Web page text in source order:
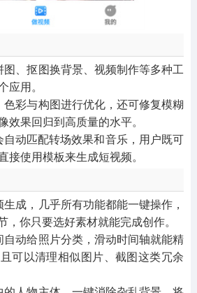
、抠图换背景、视频制作等多种工
用。
彩与构图进行优化，还可修复模糊
效果回归到高质量的水平。
动匹配转场效果和音乐，用户既可
接使用模板来生成短视频。
成，几乎所有功能都能一键操作，
，你只要选好素材就能完成创作。
动给照片分类，滑动时间轴就能精
可以清理相似图片、截图这类冗余